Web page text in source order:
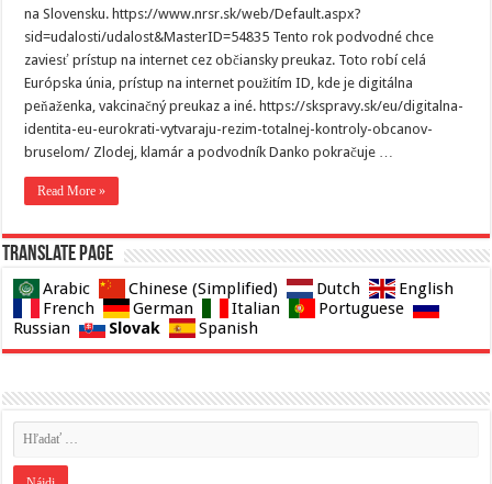
na Slovensku. https://www.nrsr.sk/web/Default.aspx?
sid=udalosti/udalost&MasterID=54835 Tento rok podvodné chce
zaviesť prístup na internet cez občiansky preukaz. Toto robí celá
Európska únia, prístup na internet použitím ID, kde je digitálna
peňaženka, vakcinačný preukaz a iné. https://skspravy.sk/eu/digitalna-
identita-eu-eurokrati-vytvaraju-rezim-totalnej-kontroly-obcanov-
bruselom/ Zlodej, klamár a podvodník Danko pokračuje …
Read More »
Translate page
Arabic Chinese (Simplified) Dutch
English
French
German Italian
Portuguese
Russian
Slovak Spanish